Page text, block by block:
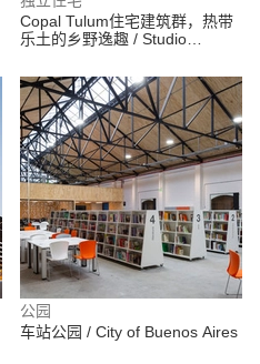
Copal Tulum住宅建筑群，热带
乐土的乡野逸趣 / Studio
公园
车站公园 / City of Buenos Aires